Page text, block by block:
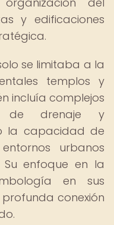
y edificaciones
se limitaba a la
templos y
incluía complejos
de drenaje y
la capacidad de
urbanos
Su enfoque en la
en sus
conexión